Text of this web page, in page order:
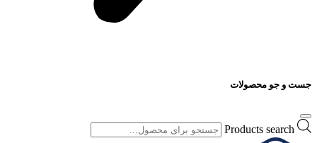
جست و جو محصولات
Products search